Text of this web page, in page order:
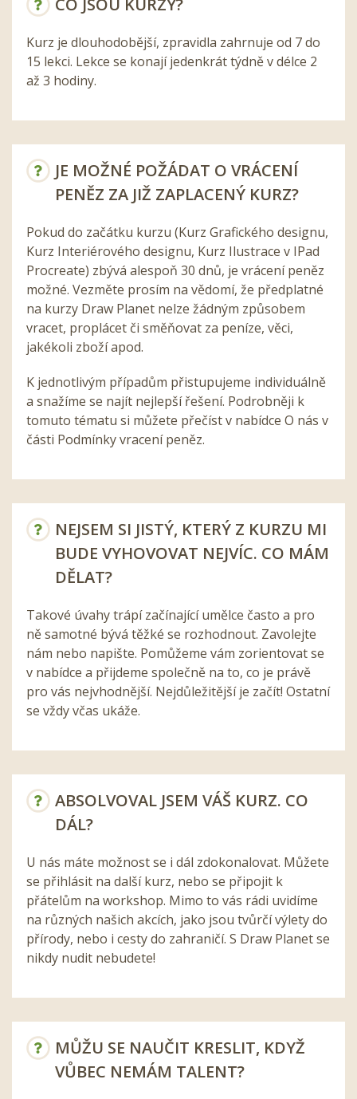
CO JSOU KURZY?
Kurz je dlouhodobější, zpravidla zahrnuje od 7 do
15 lekci. Lekce se konají jedenkrát týdně v délce 2
až 3 hodiny.
JE MOŽNÉ POŽÁDAT O VRÁCENÍ
PENĚZ ZA JIŽ ZAPLACENÝ KURZ?
Pokud do začátku kurzu (Kurz Grafického designu,
Kurz Interiérového designu, Kurz Ilustrace v IPad
Procreate) zbývá alespoň 30 dnů, je vrácení peněz
možné. Vezměte prosím na vědomí, že předplatné
na kurzy Draw Planet nelze žádným způsobem
vracet, proplácet či směňovat za peníze, věci,
jakékoli zboží apod.
K jednotlivým případům přistupujeme individuálně
a snažíme se najít nejlepší řešení. Podrobněji k
tomuto tématu si můžete přečíst v nabídce O nás v
části Podmínky vracení peněz.
NEJSEM SI JISTÝ, KTERÝ Z KURZU MI
BUDE VYHOVOVAT NEJVÍC. CO MÁM
DĚLAT?
Takové úvahy trápí začínající umělce často a pro
ně samotné bývá těžké se rozhodnout. Zavolejte
nám nebo napište. Pomůžeme vám zorientovat se
v nabídce a přijdeme společně na to, co je právě
pro vás nejvhodnější. Nejdůležitější je začít! Ostatní
se vždy včas ukáže.
ABSOLVOVAL JSEM VÁŠ KURZ. CO
DÁL?
U nás máte možnost se i dál zdokonalovat. Můžete
se přihlásit na další kurz, nebo se připojit k
přátelům na workshop. Mimo to vás rádi uvidíme
na různých našich akcích, jako jsou tvůrčí výlety do
přírody, nebo i cesty do zahraničí. S Draw Planet se
nikdy nudit nebudete!
MŮŽU SE NAUČIT KRESLIT, KDYŽ
VŮBEC NEMÁM TALENT?